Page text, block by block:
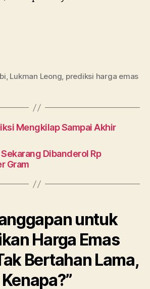
, Lukman Leong, prediksi harga emas
Mengkilap Sampai Akhir
Dibanderol Rp
Gram
untuk
Harga Emas
Bertahan Lama,
Kenapa?”